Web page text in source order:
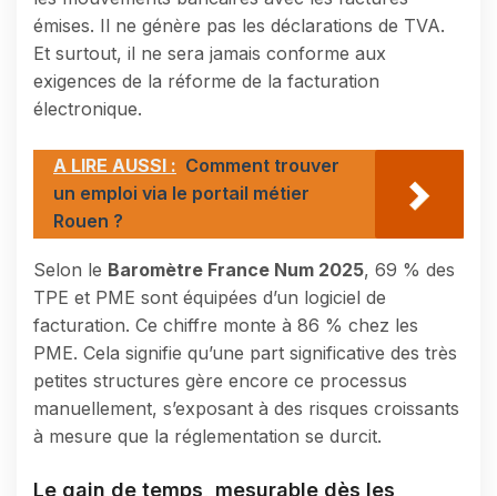
émises. Il ne génère pas les déclarations de TVA.
Et surtout, il ne sera jamais conforme aux
exigences de la réforme de la facturation
électronique.
A LIRE AUSSI : Comment trouver
un emploi via le portail métier
Rouen ?
Selon le Baromètre France Num 2025, 69 % des
TPE et PME sont équipées d’un logiciel de
facturation. Ce chiffre monte à 86 % chez les
PME. Cela signifie qu’une part significative des très
petites structures gère encore ce processus
manuellement, s’exposant à des risques croissants
à mesure que la réglementation se durcit.
Le gain de temps, mesurable dès les